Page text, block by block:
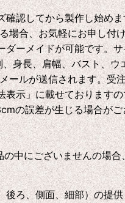
確認してから製作し始め
場合、お気軽にお申し付
ダーメイドが可能です。
身長、肩幅、バスト、ウ
ールが送信されます。受
表示」に載せております
の誤差が生じる場合が
中にございませんの場
後ろ、側面、細部）の提供